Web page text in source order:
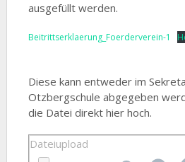
ausgefüllt werden.
Beitrittserklaerung_Foerderverein-1
Diese kann entweder im
Otzbergschule abgegeben
die Datei direkt hier hoch.
Dateiupload